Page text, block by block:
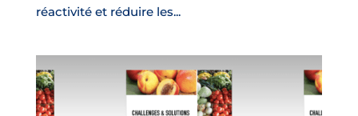
réactivité et réduire les...